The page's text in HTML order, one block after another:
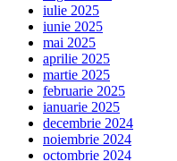
iulie 2025
iunie 2025
mai 2025
aprilie 2025
martie 2025
februarie 2025
ianuarie 2025
decembrie 2024
noiembrie 2024
octombrie 2024